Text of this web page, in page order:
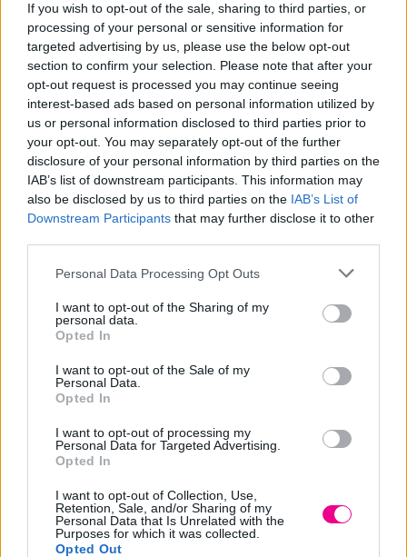
If you wish to opt-out of the sale, sharing to third parties, or
processing of your personal or sensitive information for
targeted advertising by us, please use the below opt-out
section to confirm your selection. Please note that after your
opt-out request is processed you may continue seeing
interest-based ads based on personal information utilized by
us or personal information disclosed to third parties prior to
your opt-out. You may separately opt-out of the further
disclosure of your personal information by third parties on the
IAB’s list of downstream participants. This information may
also be disclosed by us to third parties on the IAB’s List of
Downstream Participants that may further disclose it to other
Personal Data Processing Opt Outs
I want to opt-out of the Sharing of my
personal data.
Opted In
I want to opt-out of the Sale of my
Personal Data.
Opted In
I want to opt-out of processing my
Personal Data for Targeted Advertising.
Opted In
I want to opt-out of Collection, Use,
Retention, Sale, and/or Sharing of my
Personal Data that Is Unrelated with the
Purposes for which it was collected.
Opted Out
Κωδικός προϊόντος: Μ/Δ
Κατηγορίες: Jaguar , Αναλώσιμα, ΕΙΔΗ ΚΟΜΜΩΤΗΡΙΟΥ
Εργαλεία - Tools, ΕΤΑΙΡΕΙΕΣ,
Κουρευτικές Μηχανές - Ψαλίδια
Share
ΒΆΡΟΣ Μ/Δ
Σχετικά προϊόντα